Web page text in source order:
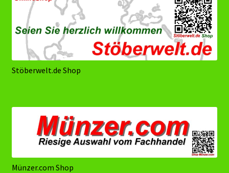
Stöberwelt.de Shop
Münzer.com Shop